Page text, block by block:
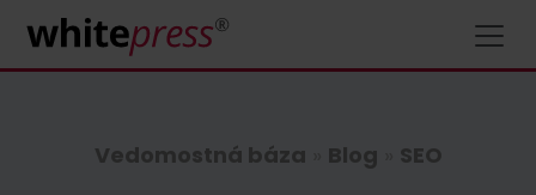
Vedomostná báza Blog SEO